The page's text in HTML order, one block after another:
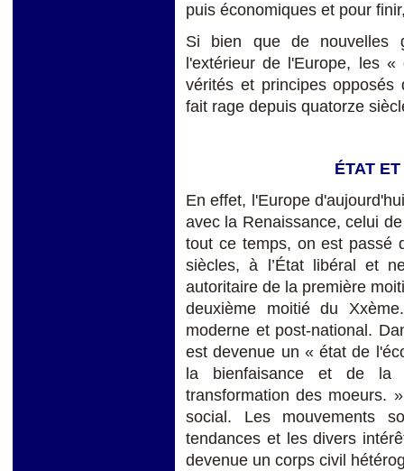
puis économiques et pour
Si bien que de nouvelles
l'extérieur de l'Europe, les
vérités et principes
fait rage depuis quatorze
ÉTAT
En effet, l'Europe
avec la Renaissance, celui
tout ce temps, on est passé
siècles, à l’État libéral et
autoritaire de la première
deuxième moitié du
moderne et post-national.
est devenue un « état de
la bienfaisance et de la
transformation des moeurs.
social. Les mouvements
tendances et les divers
devenue un corps civil